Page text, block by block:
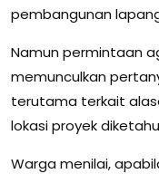
pembangunan
Namun permintaan
memunculkan
terutama terkait
lokasi proyek
Warga menilai,